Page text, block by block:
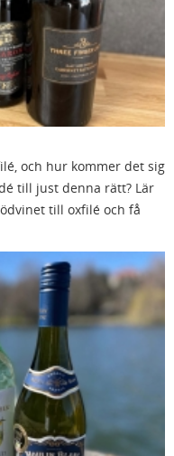
och hur kommer det sig
till just denna rätt? Lär
till oxfilé och få